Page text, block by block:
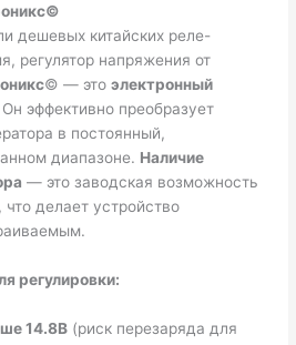
©
дешевых китайских реле-
регулятор напряжения от
© — этоэлектронный
эффективно преобразует
в постоянный,
диапазоне. Наличие
— это заводская возможность
делает устройство
регулировки:
14.8В (риск перезаряда для